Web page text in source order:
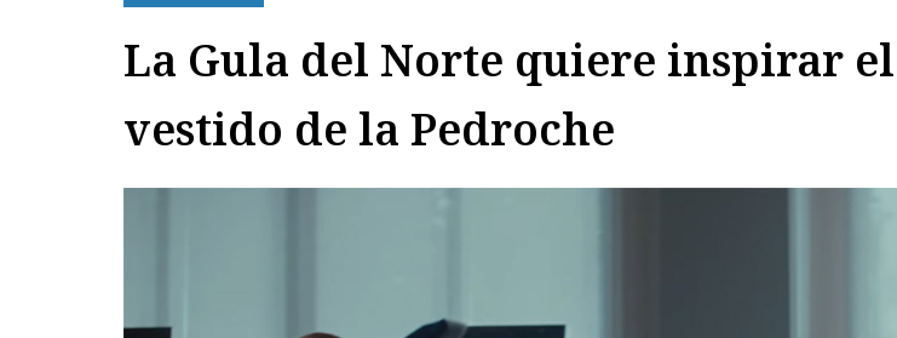
La Gula del Norte quiere inspirar el
vestido de la Pedroche